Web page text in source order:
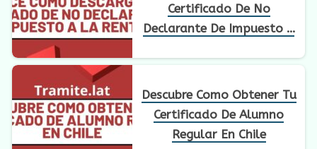
Certificado De No
Declarante De Impuesto A
Descubre Como Obtener Tu
Certificado De Alumno
Regular En Chile